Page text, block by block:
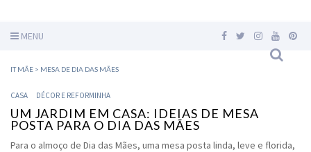
MENU
IT MÃE > MESA DE DIA DAS MÃES
CASA DÉCOR E REFORMINHA
UM JARDIM EM CASA: IDEIAS DE MESA
POSTA PARA O DIA DAS MÃES
Para o almoço de Dia das Mães, uma mesa posta linda, leve e florida,